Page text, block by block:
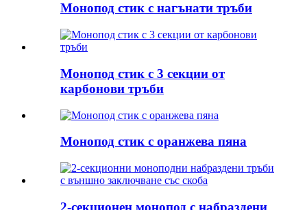
Монопод стик с нагънати тръби
Монопод стик с 3 секции от
карбонови тръби
Монопод стик с оранжева пяна
2-секционен монопод с набраздени